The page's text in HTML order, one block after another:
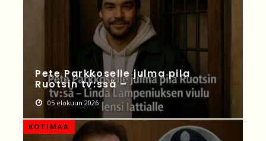
Pete Parkkoselle julma pila
Ruotsin tv:ssä –
05 elokuun 2026
KOTIMAA